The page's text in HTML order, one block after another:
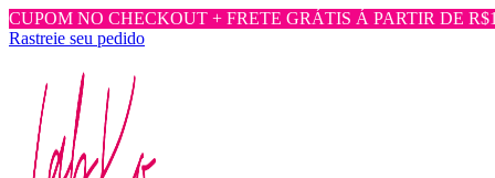
CUPOM NO CHECKOUT + FRETE GRÁTIS Á PARTIR DE
Rastreie seu pedido